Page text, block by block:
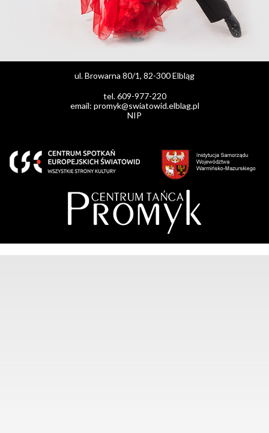
ul. Browarna 80/1, 82-300 Elbląg
tel. 609-977-220
email: promyk@swiatowid.elblag.pl
NIP